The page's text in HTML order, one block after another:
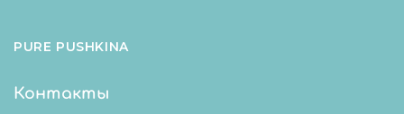
PURE PUSHKINA
Контакты